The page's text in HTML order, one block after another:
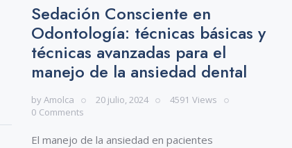
Sedación Consciente en
Odontología: técnicas básicas y
técnicas avanzadas para el
manejo de la ansiedad dental
byAmolca 20 julio, 2024 4591 Views
0 Comments
El manejo de la ansiedad en pacientes